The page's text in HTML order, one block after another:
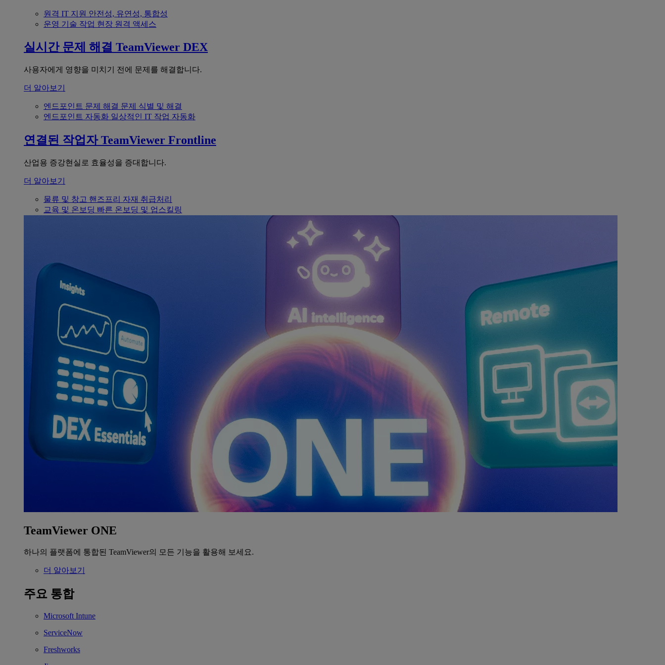
원격 IT 지원 안전성, 유연성, 통합성
운영 기술 작업 현장 원격 액세스
실시간 문제 해결 TeamViewer DEX
사용자에게 영향을 미치기 전에 문제를 해결합니다.
더 알아보기
엔드포인트 문제 해결 문제 식별 및 해결
엔드포인트 자동화 일상적인 IT 작업 자동화
연결된 작업자 TeamViewer Frontline
산업용 증강현실로 효율성을 증대합니다.
더 알아보기
물류 및 창고 핸즈프리 자재 취급처리
교육 및 온보딩 빠른 온보딩 및 업스킬링
TeamViewer ONE
하나의 플랫폼에 통합된 TeamViewer의 모든 기능을 활용해 보세요.
더 알아보기
주요 통합
Microsoft Intune
ServiceNow
Freshworks